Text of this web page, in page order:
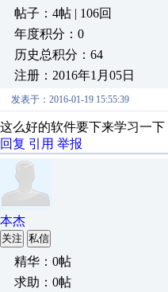
帖子：4帖 | 106回
年度积分：0
历史总积分：64
注册：2016年1月05日
发表于：2016-01-19 15:55:39
这么好的软件要下来学习一下
回复 引用 举报
本杰
关注 私信
精华：0帖
求助：0帖